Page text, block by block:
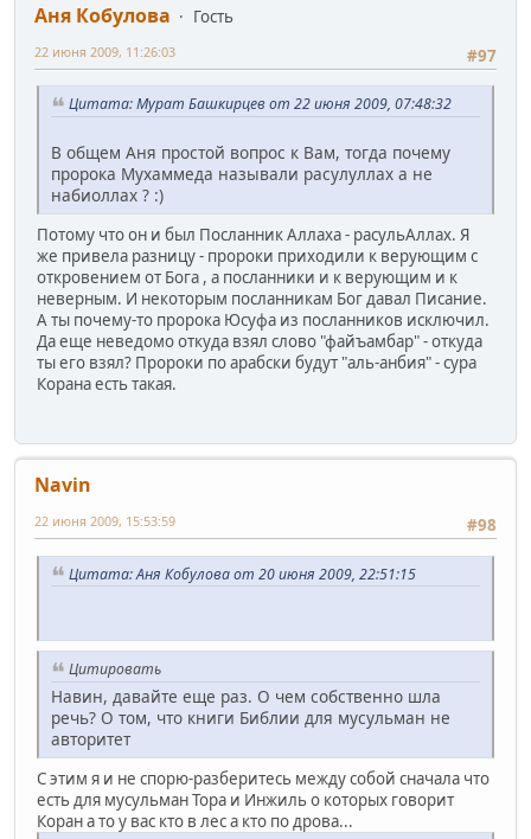
Аня Кобулова
Гость
#97
22 июня 2009, 11:26:03
Цитата: Мурат Башкирцев от 22 июня 2009, 07:48:32
В общем Аня простой вопрос к Вам, тогда почему
пророка Мухаммеда называли расулуллах а не
набиоллах ? :)
Потому что он и был Посланник Аллаха - расульАллах. Я
же привела разницу - пророки приходили к верующим с
откровением от Бога , а посланники и к верующим и к
неверным. И некоторым посланникам Бог давал Писание.
А ты почему-то пророка Юсуфа из посланников исключил.
Да еще неведомо откуда взял слово "файъамбар" - откуда
ты его взял? Пророки по арабски будут "аль-анбия" - сура
Корана есть такая.
Navin
#98
22 июня 2009, 15:53:59
Цитата: Аня Кобулова от 20 июня 2009, 22:51:15
Цитировать
Навин, давайте еще раз. О чем собственно шла
речь? О том, что книги Библии для мусульман не
авторитет
С этим я и не спорю-разберитесь между собой сначала что
есть для мусульман Тора и Инжиль о которых говорит
Коран а то у вас кто в лес а кто по дрова...